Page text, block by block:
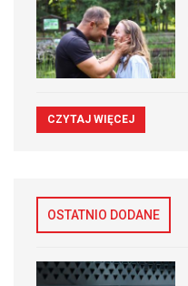
CZYTAJ WIĘCEJ
OSTATNIO DODANE